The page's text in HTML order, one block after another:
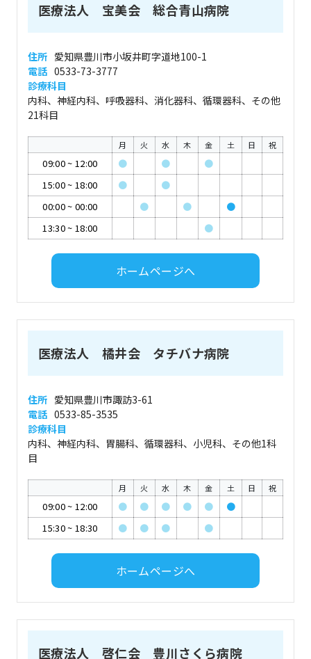
医療法人 宝美会 総合青山病院
住所 愛知県豊川市小坂井町字道地100-1
電話 0533-73-3777
診療科目
内科、神経内科、呼吸器科、消化器科、循環器科、その他
21科目
月 火 水 木 金 土 日 祝
09:00~ 12:00 ● ●
●
15:00~ 18:00 ●
●
00:00~ 00:00 ● ●
●
13:30~ 18:00 ●
ホームページへ
医療法人 橘井会 タチバナ病院
住所 愛知県豊川市諏訪3-61
電話 0533-85-3535
診療科目
内科、神経内科、胃腸科、循環器科、小児科、その他1科
目
月 火 水 木 金 土 日 祝
09:00~ 12:00 ● ● ● ● ●
●
15:30~ 18:30 ● ● ● ●
ホームページへ
医療法人 啓仁会 豊川さくら病院